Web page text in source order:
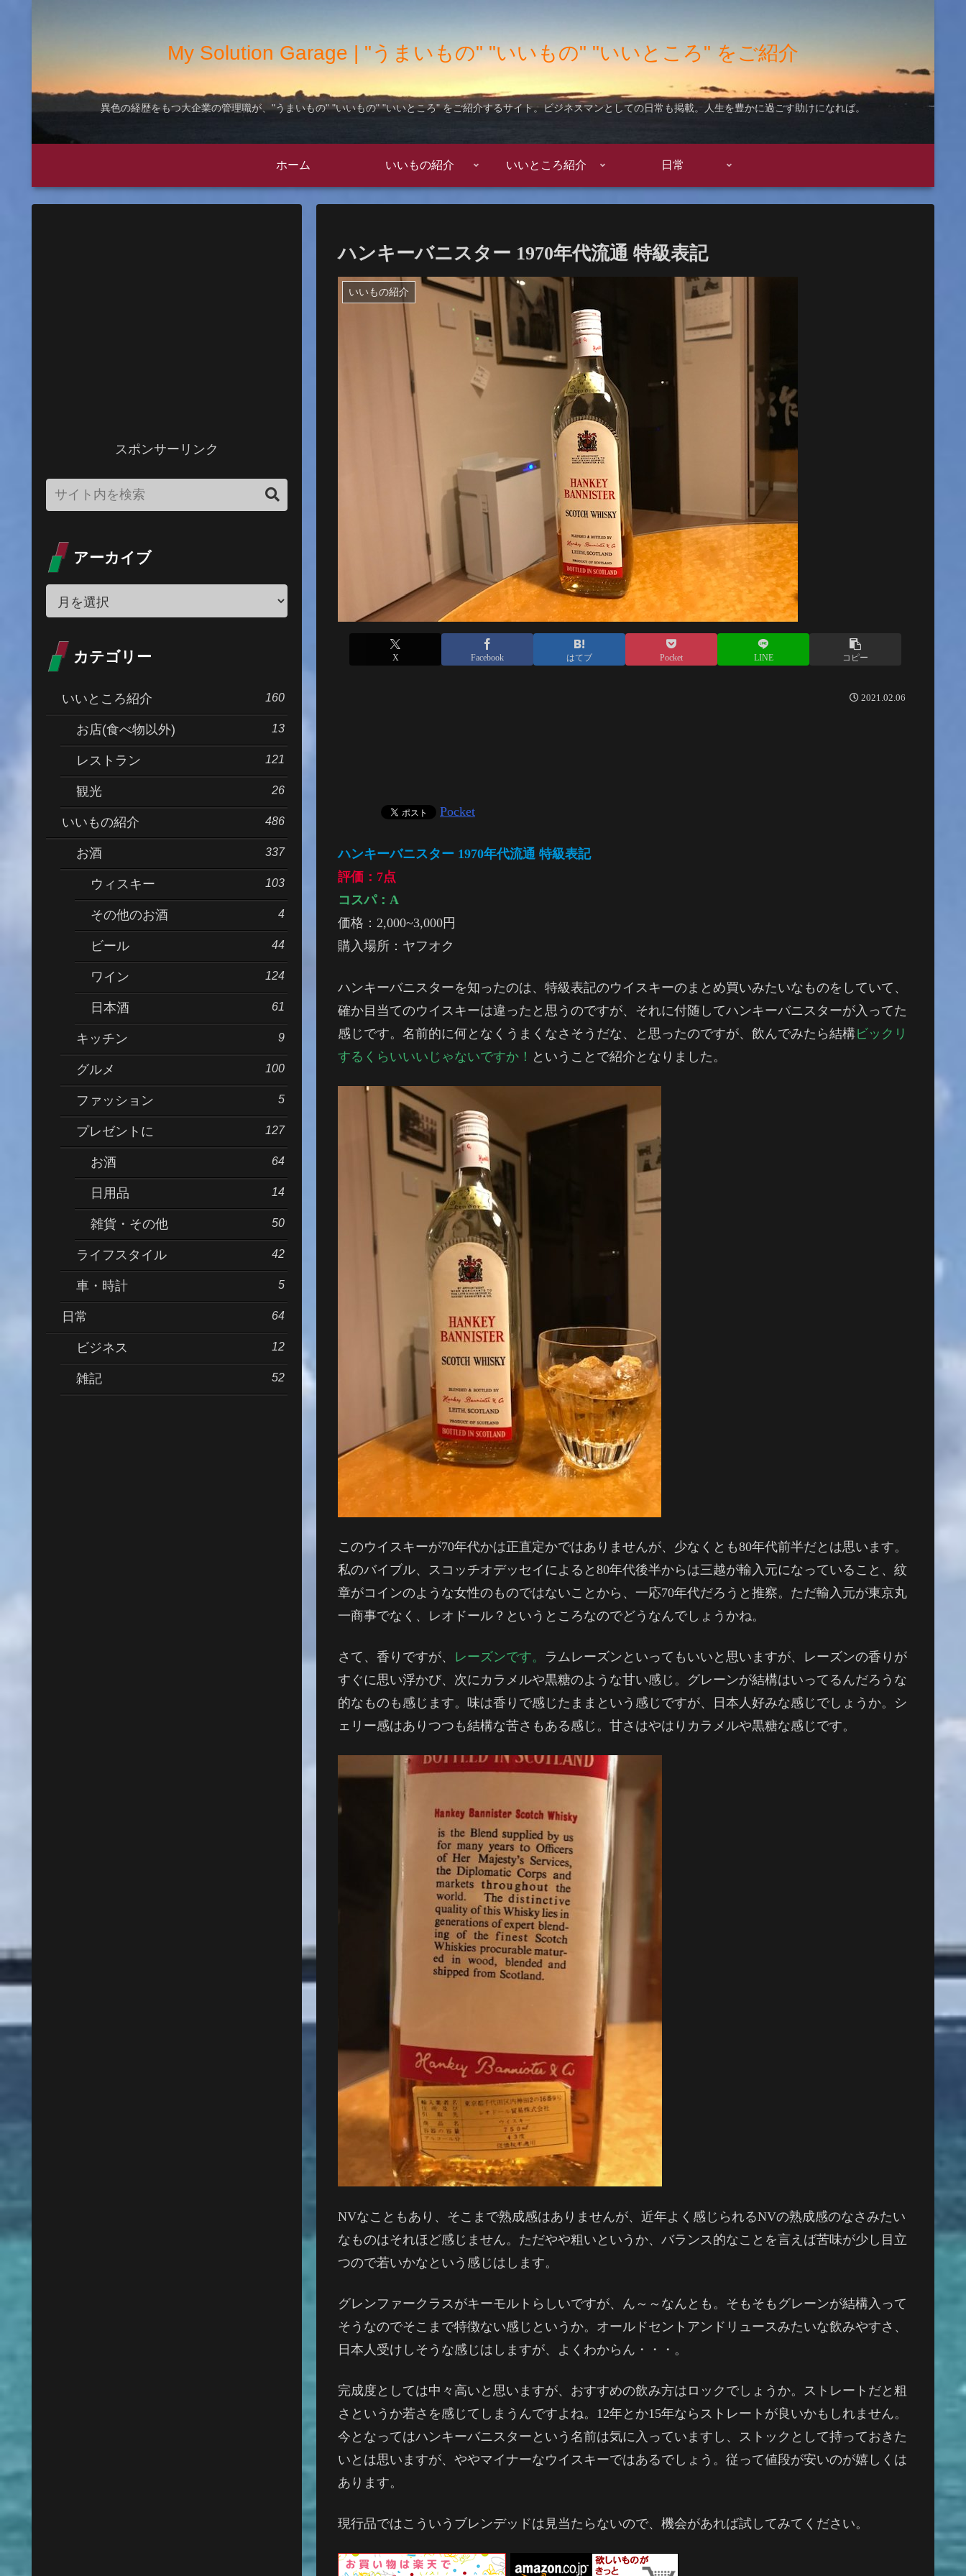
My Solution Garage | "うまいもの" "いいもの" "いいところ" をご紹介
異色の経歴をもつ大企業の管理職が、"うまいもの" "いいもの" "いいところ" をご紹介するサイト。ビジネスマンとしての日常も掲載。人生を豊かに過ごす助けになれば。
ホーム いいもの紹介 いいところ紹介 日常
ハンキーバニスター 1970年代流通 特級表記
いいもの紹介
X Facebook はてブ Pocket LINE コピー
2021.02.06
Pocket
ハンキーバニスター 1970年代流通 特級表記
評価：7点
コスパ： A
価格：2,000~3,000円
購入場所：ヤフオク
ハンキーバニスターを知ったのは、特級表記のウイスキーのまとめ買いみたいなものをしていて、
確か目当てのウイスキーは違ったと思うのですが、それに付随してハンキーバニスターが入ってた
感じです。名前的に何となくうまくなさそうだな、と思ったのですが、飲んでみたら結構ビックリ
するくらいいいじゃないですか！ ということで紹介となりました。
このウイスキーが70年代かは正直定かではありませんが、少なくとも80年代前半だとは思います。
私のバイブル、スコッチオデッセイによると80年代後半からは三越が輸入元になっていること、紋
章がコインのような女性のものではないことから、一応70年代だろうと推察。ただ輸入元が東京丸
一商事でなく、レオドール？というところなのでどうなんでしょうかね。
さて、香りですが、 レーズンです。 ラムレーズンといってもいいと思いますが、レーズンの香りが
すぐに思い浮かび、次にカラメルや黒糖のような甘い感じ。グレーンが結構はいってるんだろうな
的なものも感じます。味は香りで感じたままという感じですが、日本人好みな感じでしょうか。シ
ェリー感はありつつも結構な苦さもある感じ。甘さはやはりカラメルや黒糖な感じです。
NVなこともあり、そこまで熟成感はありませんが、近年よく感じられるNVの熟成感のなさみたい
なものはそれほど感じません。ただやや粗いというか、バランス的なことを言えば苦味が少し目立
つので若いかなという感じはします。
グレンファークラスがキーモルトらしいですが、ん～～なんとも。そもそもグレーンが結構入って
そうなのでそこまで特徴ない感じというか。オールドセントアンドリュースみたいな飲みやすさ、
日本人受けしそうな感じはしますが、よくわからん・・・。
完成度としては中々高いと思いますが、おすすめの飲み方はロックでしょうか。ストレートだと粗
さというか若さを感じてしまうんですよね。12年とか15年ならストレートが良いかもしれません。
今となってはハンキーバニスターという名前は気に入っていますし、ストックとして持っておきた
いとは思いますが、ややマイナーなウイスキーではあるでしょう。従って値段が安いのが嬉しくは
あります。
現行品ではこういうブレンデッドは見当たらないので、機会があれば試してみてください。
スポンサーリンク
アーカイブ
カテゴリー
いいところ紹介 160
お店(食べ物以外) 13
レストラン 121
観光 26
いいもの紹介 486
お酒 337
ウィスキー 103
その他のお酒 4
ビール 44
ワイン 124
日本酒 61
キッチン 9
グルメ 100
ファッション 5
プレゼントに 127
お酒 64
日用品 14
雑貨・その他 50
ライフスタイル 42
車・時計 5
日常 64
ビジネス 12
雑記 52